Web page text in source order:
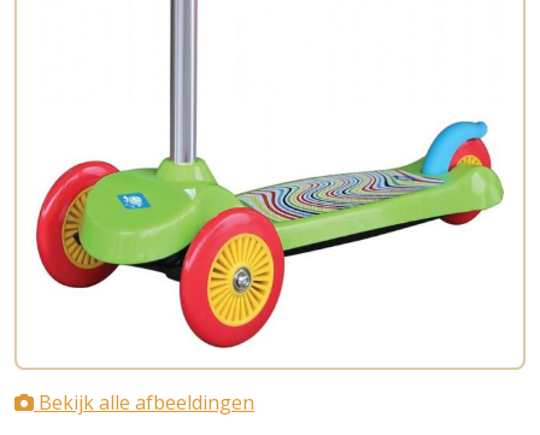
Bekijk alle afbeeldingen